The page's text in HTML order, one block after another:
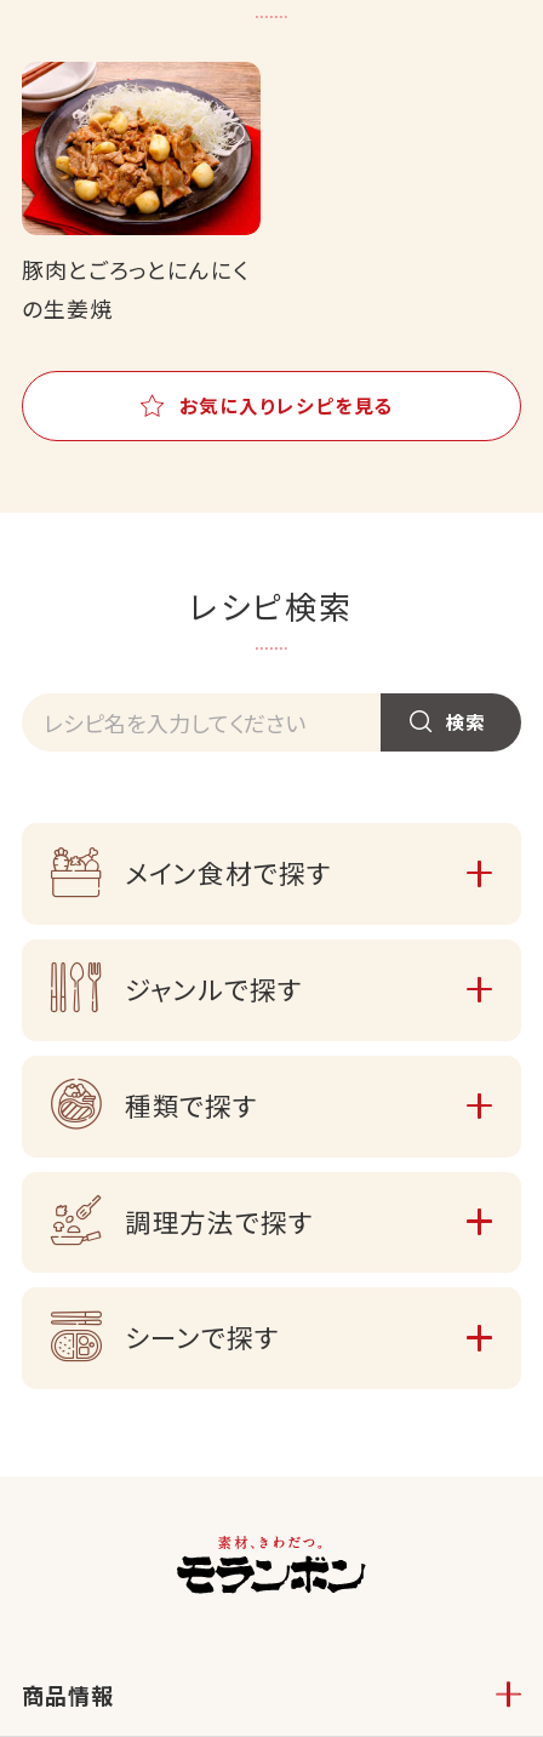
豚肉とごろっとにんにく
の生姜焼
お気に入りレシピを見る
レシピ検索
メイン食材で探す
ジャンルで探す
種類で探す
調理方法で探す
シーンで探す
商品情報